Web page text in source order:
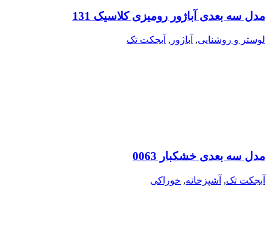
مدل سه بعدی آباژور رومیزی کلاسیک 131
لوستر و روشنایی, آباژور , آبجکت تک
مدل سه بعدی خشکبار 0063
آبجکت تک, آشپزخانه, خوراکی